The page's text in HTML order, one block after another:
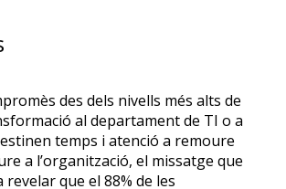
des dels nivells més alts de
al departament de TI o a
temps i atenció a remoure
a l’organització, el missatge que
que el 88% de les